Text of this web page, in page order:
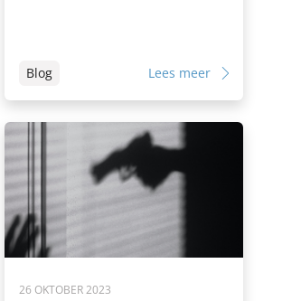
Blog Lees meer
26 OKTOBER 2023